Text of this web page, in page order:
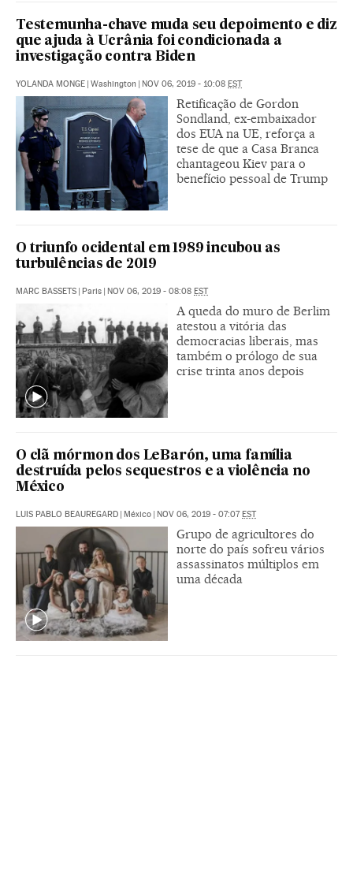
Testemunha-chave muda seu depoimento e diz
que ajuda à Ucrânia foi condicionada a
investigação contra Biden
YOLANDA MONGE | Washington | NOV 06, 2019 - 10:08 EST
Retificação de Gordon
Sondland, ex-embaixador
dos EUA na UE, reforça a
tese de que a Casa Branca
chantageou Kiev para o
benefício pessoal de Trump
O triunfo ocidental em 1989 incubou as
turbulências de 2019
MARC BASSETS | Paris | NOV 06, 2019 - 08:08 EST
A queda do muro de Berlim
atestou a vitória das
democracias liberais, mas
também o prólogo de sua
crise trinta anos depois
O clã mórmon dos LeBarón, uma família
destruída pelos sequestros e a violência no
México
LUIS PABLO BEAUREGARD | México | NOV 06, 2019 - 07:07EST
Grupo de agricultores do
norte do país sofreu vários
assassinatos múltiplos em
uma década